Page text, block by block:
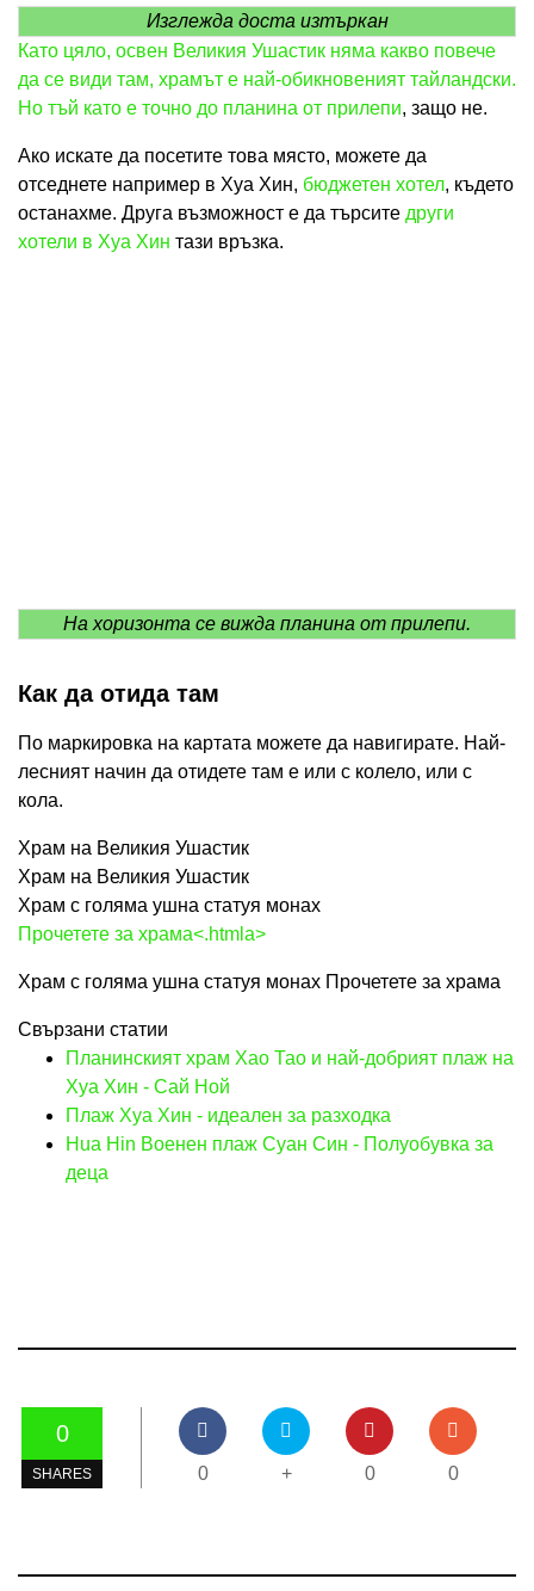
Изглежда доста изтъркан
Като цяло, освен Великия Ушастик няма какво повече
да се види там, храмът е най-обикновеният тайландски.
Но тъй като е точно до планина от прилепи, защо не.
Ако искате да посетите това място, можете да
отседнете например в Хуа Хин, бюджетен хотел, където
останахме. Друга възможност е да търсите други
хотели в Хуа Хин тази връзка.
На хоризонта се вижда планина от прилепи.
Как да отида там
По маркировка на картата можете да навигирате. Най-
лесният начин да отидете там е или с колело, или с
кола.
Храм на Великия Ушастик
Храм на Великия Ушастик
Храм с голяма ушна статуя монах
Прочетете за храма<.htmla>
Храм с голяма ушна статуя монах Прочетете за храма
Свързани статии
Планинският храм Хао Тао и най-добрият плаж на
Хуа Хин - Сай Ной
Плаж Хуа Хин - идеален за разходка
Hua Hin Военен плаж Суан Син - Полуобувка за
деца
0
SHARES 0 + 0 0